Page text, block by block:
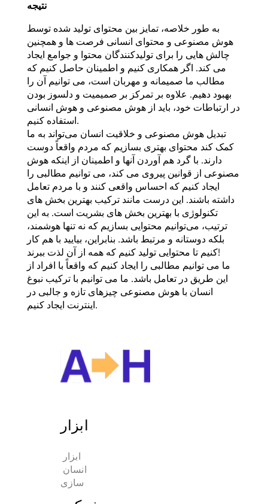
نتیجه
به طور خلاصه، تمایز بین محتوای تولید شده توسط
هوش مصنوعی و محتوای انسانی فرصت ها و همچنین
چالش هایی را برای تولیدکنندگان محتوا و جوامع ایجاد
می کند. اگر همکاری کنیم و اطمینان حاصل کنیم که
مطالب ما صمیمانه و مهربان است، می توانیم آن را
بهبود دهیم. علاوه بر تمرکز بر صمیمیت و دلسوز بودن
در ارتباطات خود، باید از هوش مصنوعی و هوش انسانی
استفاده کنیم.
تبدیل هوش مصنوعی و خلاقیت انسان می‌تواند به ما
کمک کند محتوای بهتری بسازیم که مردم واقعاً دوست
دارند. با گرد هم آوردن آنها و اطمینان از اینکه هوش
مصنوعی از قوانین پیروی می کند، می توانیم مطالبی را
ایجاد کنیم که احساس واقعی کنند و با مردم تعامل
داشته باشند. این درست مانند ترکیب بهترین بخش های
تکنولوژی با بهترین بخش های بشریت است. به این
ترتیب، می‌توانیم محتوایی بسازیم که نه تنها هوشمند،
بلکه دوستانه و مرتبط باشد. بنابراین، بیایید با هم کار
کنیم تا محتوایی تولید کنیم که همه از آن لذت ببرند!
ما می توانیم مطالبی را ایجاد کنیم که واقعاً با افراد از
این طریق در تعامل باشد. ما می توانیم با ترکیب نبوغ
انسان با هوش مصنوعی چیزهای تازه و جالبی در
اینترنت ایجاد کنیم.
ابزار
سازی